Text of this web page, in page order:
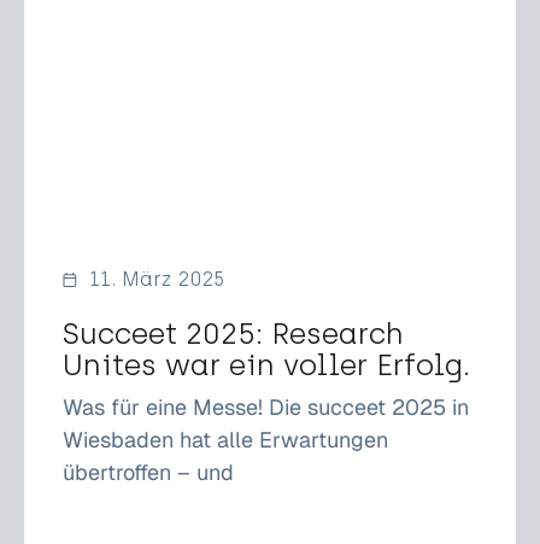
11. März 2025
Succeet 2025: Research
Unites war ein voller Erfolg.
Was für eine Messe! Die succeet 2025 in
Wiesbaden hat alle Erwartungen
übertroffen – und